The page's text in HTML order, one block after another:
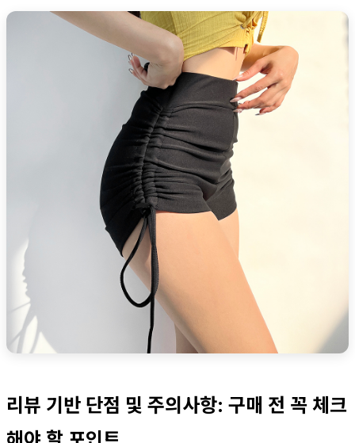
리뷰 기반 단점 및 주의사항: 구매 전 꼭 체크